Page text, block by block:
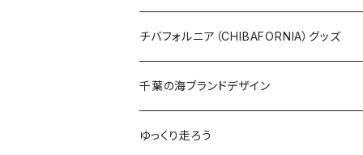
Tシャツ
キャップ
トートバッグ
缶バッジ
キーホルダー
クリアファイル
ステッカー
缶バッジ
キーホルダー
ステッカー大
缶バッジ32mm
缶バッジ54mm
エコバッグ
JAGUARさんコラボグッズ
Tシャツ
サコッシュ
ステッカー
缶バッジ
クリアファイル
Tシャツ
キャップ
エコバッグ
チバフォルニア（CHIBAFORNIA）グッズ
Tシャツ
キャップ
千葉の海ブランドデザイン
Tシャツ
ゆっくり走ろう